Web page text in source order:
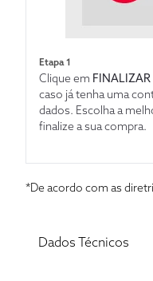
Etapa 1
Clique em FINALIZAR
caso já tenha uma
dados. Escolha a
finalize a sua compra.
*De acordo com as
Dados Técnicos